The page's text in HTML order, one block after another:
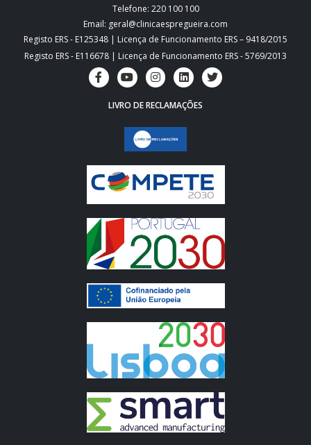
Telefone: 220 100 100
Email: geral@clinicaespregueira.com
Registo ERS - E125348 | Licença de Funcionamento ERS – 9418/2015
Registo ERS - E116678 | Licença de Funcionamento ERS - 5769/2013
LIVRO DE RECLAMAÇÕES